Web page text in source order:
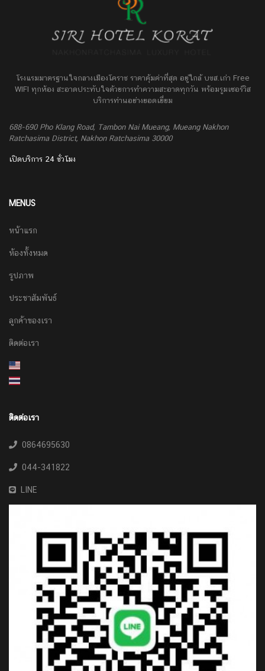
โรงแรมมาตรฐานใจกลางเมืองโคราช ราคาคุ้มค่าที่สุด อยู่ใกล้ บขส.เก่า Free
WIFI ทุกห้อง สะอาดประทับใจด้วยการทำความสะอาดทุกวัน พร้อมรูมเซอร์วิส
บริการท่านอย่างยอดเยี่ยม
688-690 Pho Klang Road, Tambon Nai Mueang, Mueang Nakhon
Ratchasima District, Nakhon Ratchasima 30000
เปิดบริการ 24 ชั่วโมง
MENUS
หน้าแรก
ห้องทั้งหมด
รูปภาพ
ประชาสัมพันธ์
ลูกค้าของเรา
ติดต่อเรา
ติดต่อเรา
0864695630
044-341822
LINE